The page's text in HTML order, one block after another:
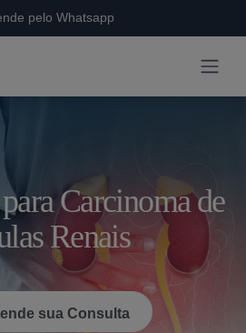
pelo Whatsapp
Carcinoma de
Renais
sua Consulta